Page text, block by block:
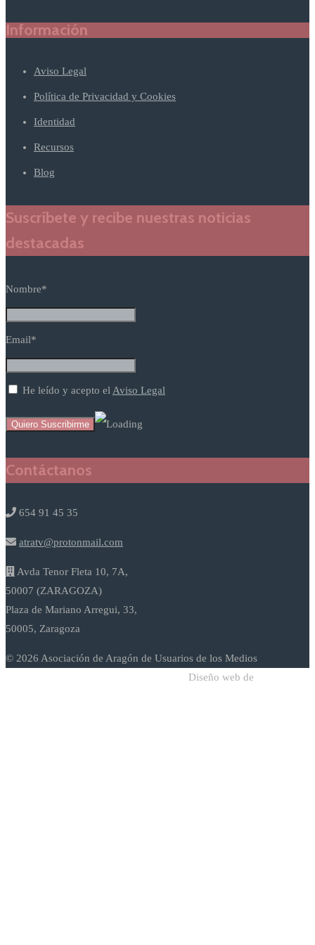
Información
Aviso Legal
Política de Privacidad y Cookies
Identidad
Recursos
Blog
Suscríbete y recibe nuestras noticias
destacadas
Nombre*
Email*
He leído y acepto elAviso Legal
Contáctanos
654 91 45 35
atratv@protonmail.com
Avda Tenor Fleta 10, 7A,
50007 (ZARAGOZA)
Plaza de Mariano Arregui, 33,
50005, Zaragoza
© 2026 Asociación de Aragón de Usuarios de los Medios
Diseño web de